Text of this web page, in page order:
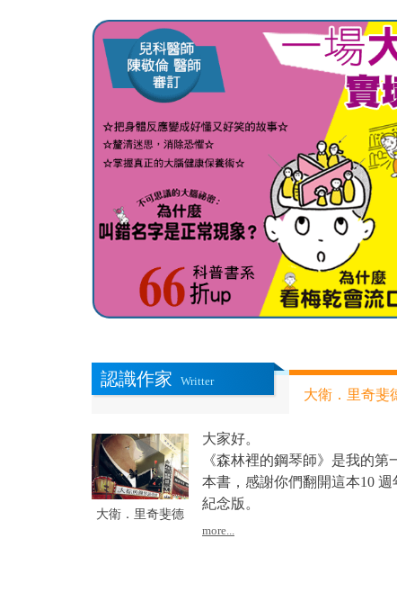
認識作家 Writter
大衛．里奇斐
大衛．里奇斐德
大家好。
《森林裡的鋼琴師》是我的第
本書，感謝你們翻開這本10 週
紀念版。
more...